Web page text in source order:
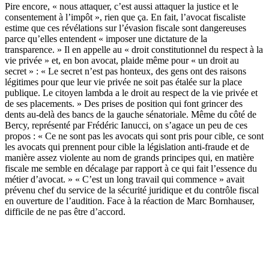
Pire encore, « nous attaquer, c’est aussi attaquer la justice et le
consentement à l’impôt », rien que ça. En fait, l’avocat fiscaliste
estime que ces révélations sur l’évasion fiscale sont dangereuses
parce qu’elles entendent « imposer une dictature de la
transparence. » Il en appelle au « droit constitutionnel du respect à la
vie privée » et, en bon avocat, plaide même pour « un droit au
secret » : « Le secret n’est pas honteux, des gens ont des raisons
légitimes pour que leur vie privée ne soit pas étalée sur la place
publique. Le citoyen lambda a le droit au respect de la vie privée et
de ses placements. » Des prises de position qui font grincer des
dents au-delà des bancs de la gauche sénatoriale. Même du côté de
Bercy, représenté par Frédéric Ianucci, on s’agace un peu de ces
propos : « Ce ne sont pas les avocats qui sont pris pour cible, ce sont
les avocats qui prennent pour cible la législation anti-fraude et de
manière assez violente au nom de grands principes qui, en matière
fiscale me semble en décalage par rapport à ce qui fait l’essence du
métier d’avocat. » « C’est un long travail qui commence » avait
prévenu chef du service de la sécurité juridique et du contrôle fiscal
en ouverture de l’audition. Face à la réaction de Marc Bornhauser,
difficile de ne pas être d’accord.